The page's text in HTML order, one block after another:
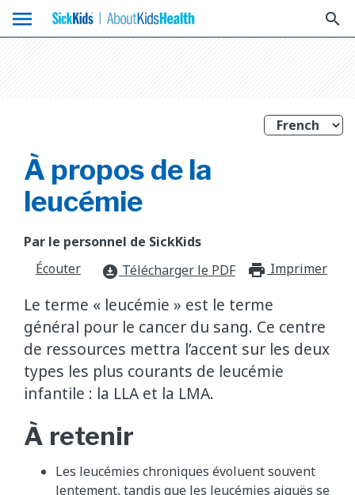
menu search
À propos de la
leucémie
Par le personnel de SickKids
Écouter
download_for_offline Télécharger le PDF Imprimer
Le terme « leucémie » est le terme
général pour le cancer du sang. Ce centre
de ressources mettra l’accent sur les deux
types les plus courants de leucémie
infantile : la LLA et la LMA.
À retenir
Les leucémies chroniques évoluent souvent
lentement, tandis que les leucémies aiguës se